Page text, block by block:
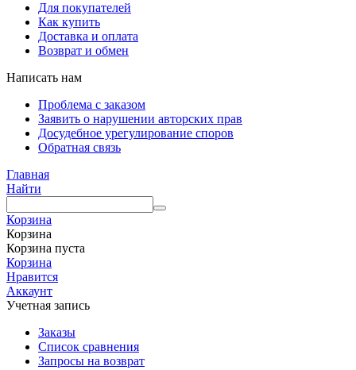
Для покупателей
Как купить
Доставка и оплата
Возврат и обмен
Написать нам
Проблема с заказом
Заявить о нарушении авторских прав
Досудебное урегулирование споров
Обратная связь
Главная
Найти
Корзина
Корзина
Корзина пуста
Корзина
Нравится
Аккаунт
Учетная запись
Заказы
Список сравнения
Запросы на возврат